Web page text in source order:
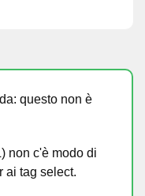
questo non è
non c'è modo di
ai tag select.